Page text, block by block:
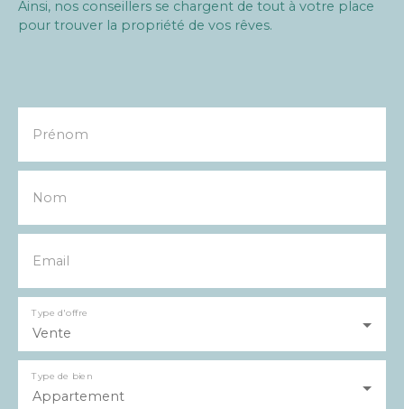
Ainsi, nos conseillers se chargent de tout à votre place
pour trouver la propriété de vos rêves.
Prénom
Nom
Email
Vente
Type d'offre
Appartement
Type de bien